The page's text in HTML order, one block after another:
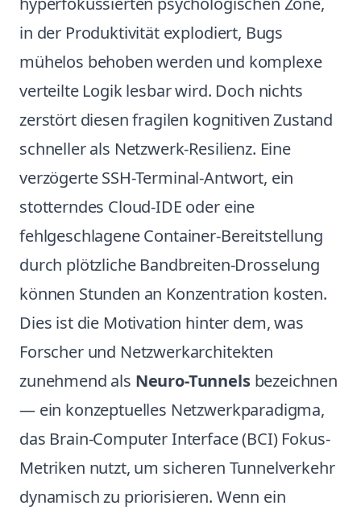
in der Produktivität explodiert, Bugs
mühelos behoben werden und komplexe
verteilte Logik lesbar wird. Doch nichts
zerstört diesen fragilen kognitiven Zustand
schneller als Netzwerk-Resilienz. Eine
verzögerte SSH-Terminal-Antwort, ein
stotterndes Cloud-IDE oder eine
fehlgeschlagene Container-Bereitstellung
durch plötzliche Bandbreiten-Drosselung
können Stunden an Konzentration kosten.
Dies ist die Motivation hinter dem, was
Forscher und Netzwerkarchitekten
zunehmend als Neuro-Tunnelsbezeichnen
— ein konzeptuelles Netzwerkparadigma,
das Brain-Computer Interface (BCI) Fokus-
Metriken nutzt, um sicheren Tunnelverkehr
dynamisch zu priorisieren. Wenn ein